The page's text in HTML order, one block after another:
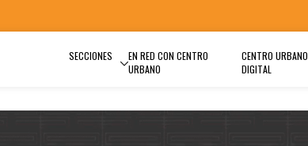
SECCIONES
EN RED CON CENTRO
URBANO
CENTRO URBANO
DIGITAL